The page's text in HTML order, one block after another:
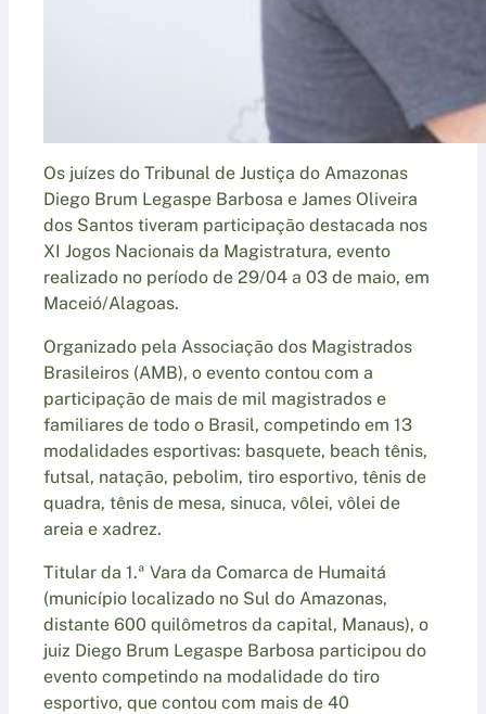
Os juízes do Tribunal de Justiça do Amazonas
Diego Brum Legaspe Barbosa e James Oliveira
dos Santos tiveram participação destacada nos
XI Jogos Nacionais da Magistratura, evento
realizado no período de 29/04 a 03 de maio, em
Maceió/Alagoas.
Organizado pela Associação dos Magistrados
Brasileiros (AMB), o evento contou com a
participação de mais de mil magistrados e
familiares de todo o Brasil, competindo em 13
modalidades esportivas: basquete, beach tênis,
futsal, natação, pebolim, tiro esportivo, tênis de
quadra, tênis de mesa, sinuca, vôlei, vôlei de
areia e xadrez.
Titular da 1.ª Vara da Comarca de Humaitá
(município localizado no Sul do Amazonas,
distante 600 quilômetros da capital, Manaus), o
juiz Diego Brum Legaspe Barbosa participou do
evento competindo na modalidade do tiro
esportivo, que contou com mais de 40